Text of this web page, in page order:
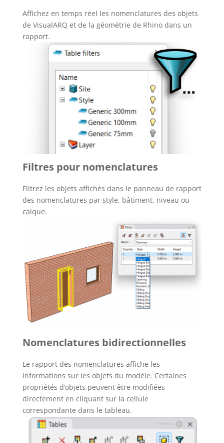
Affichez en temps réel les nomenclatures des objets
de VisualARQ et de la géométrie de Rhino dans un
rapport.
Filtres pour nomenclatures
Filtrez les objets affichés dans le panneau de rapport
des nomenclatures par style, bâtiment, niveau ou
calque.
Nomenclatures bidirectionnelles
Le rapport des nomenclatures affiche les
informations sur les objets du modèle. Certaines
propriétés d’objets peuvent être modifiées
directement en cliquant sur la cellule
correspondante dans le tableau.